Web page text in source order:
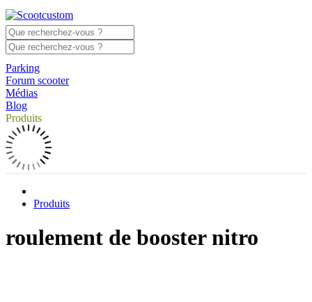
Parking
Forum scooter
Médias
Blog
Produits
Produits
roulement de booster nitro